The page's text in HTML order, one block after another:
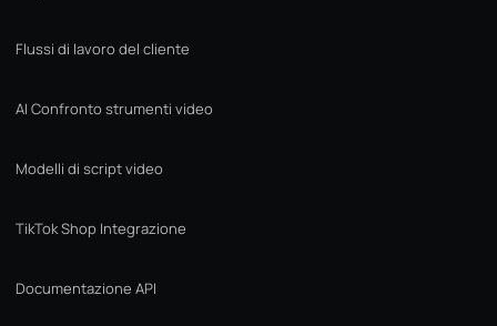
Flussi di lavoro del cliente
AI Confronto strumenti video
Modelli di script video
TikTok Shop Integrazione
Documentazione API